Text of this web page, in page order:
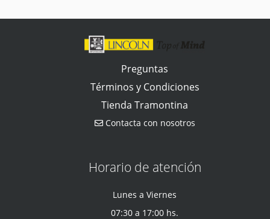
Preguntas
Términos y Condiciones
Tienda Tramontina
Contacta con nosotros
Horario de atención
Lunes a Viernes
07:30 a 17:00 hs.